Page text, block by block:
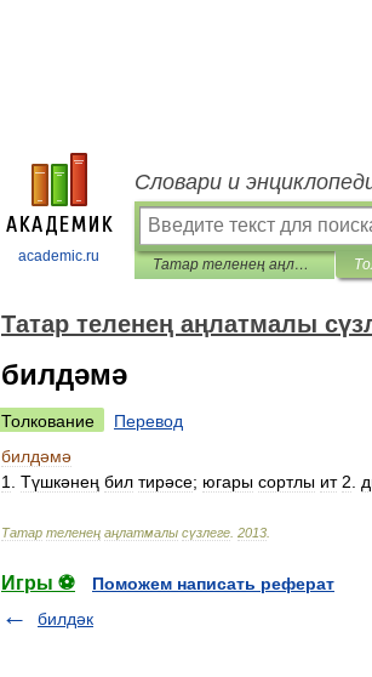
academic.ru
Словари и
Татар теленең аңлатмалы сүзлеге
Татар теленең аңлатмалы
билдәмә
Толкование
Перевод
билдәмә
1
Түшкәнең бил тирәсе; югары сортлы ит 2
Татар теленең аңлатмалы сүзлеге 2013
Игры ⚽
Поможем написать реферат
билдәк